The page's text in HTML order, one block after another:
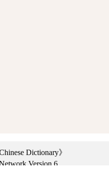
Dictionary》
Version 6